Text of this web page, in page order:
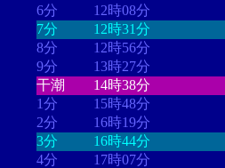
6分
12時08分
7分
12時31分
8分
12時56分
9分
13時27分
干潮
14時38分
1分
15時48分
2分
16時19分
3分
16時44分
4分
17時07分